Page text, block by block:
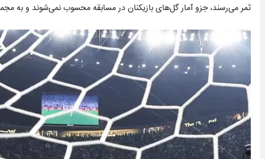
ثمر می‌رسند، جزو آمار گل‌های بازیکنان در مسابقه محسوب نمی‌شوند و به مجموع گل‌های آنها در طول